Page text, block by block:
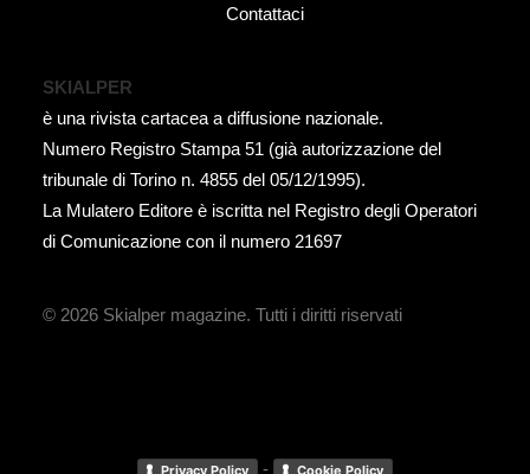
Contattaci
SKIALPER
è una rivista cartacea a diffusione nazionale.
Numero Registro Stampa 51 (già autorizzazione del
tribunale di Torino n. 4855 del 05/12/1995).
La Mulatero Editore è iscritta nel Registro degli Operatori
di Comunicazione con il numero 21697
© 2026 Skialper magazine. Tutti i diritti riservati
Privacy Policy - Cookie Policy